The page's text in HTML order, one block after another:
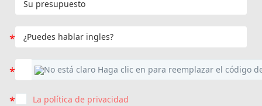
La política de privacidad